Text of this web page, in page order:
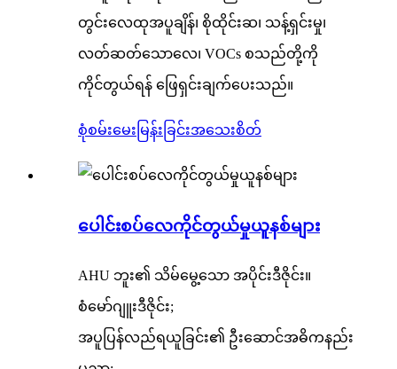
တွင်းလေထုအပူချိန်၊ စိုထိုင်းဆ၊ သန့်ရှင်းမှု၊
လတ်ဆတ်သောလေ၊ VOCs စသည်တို့ကို
ကိုင်တွယ်ရန် ဖြေရှင်းချက်ပေးသည်။
စုံစမ်းမေးမြန်းခြင်းအသေးစိတ်
ပေါင်းစပ်လေကိုင်တွယ်မှုယူနစ်များ
AHU ဘူး၏ သိမ်မွေ့သော အပိုင်းဒီဇိုင်း။
စံမော်ဂျူးဒီဇိုင်း;
အပူပြန်လည်ရယူခြင်း၏ ဦးဆောင်အဓိကနည်း